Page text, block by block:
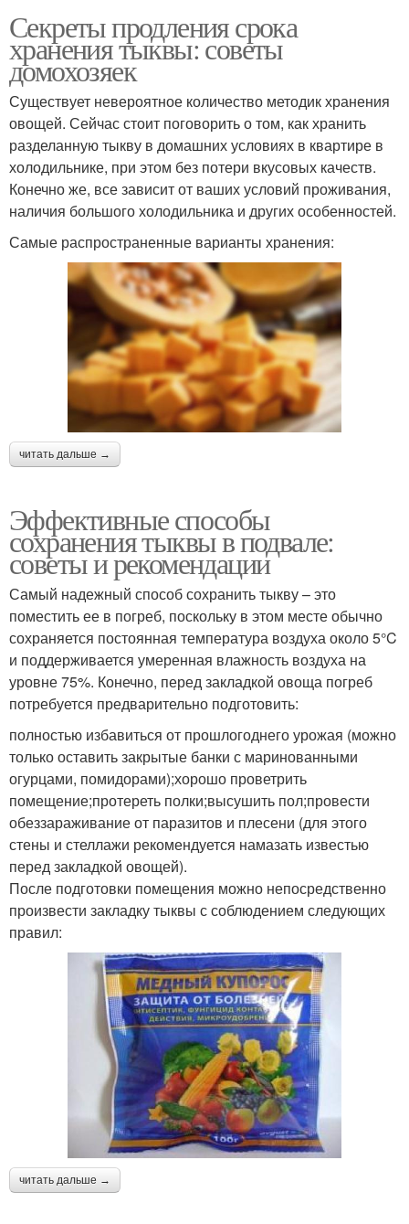
Секреты продления срока
хранения тыквы: советы
домохозяек
Существует невероятное количество методик хранения
овощей. Сейчас стоит поговорить о том, как хранить
разделанную тыкву в домашних условиях в квартире в
холодильнике, при этом без потери вкусовых качеств.
Конечно же, все зависит от ваших условий проживания,
наличия большого холодильника и других особенностей.
Самые распространенные варианты хранения:
читать дальше →
Эффективные способы
сохранения тыквы в подвале:
советы и рекомендации
Самый надежный способ сохранить тыкву – это
поместить ее в погреб, поскольку в этом месте обычно
сохраняется постоянная температура воздуха около 5°C
и поддерживается умеренная влажность воздуха на
уровне 75%. Конечно, перед закладкой овоща погреб
потребуется предварительно подготовить:
полностью избавиться от прошлогоднего урожая (можно
только оставить закрытые банки с маринованными
огурцами, помидорами);хорошо проветрить
помещение;протереть полки;высушить пол;провести
обеззараживание от паразитов и плесени (для этого
стены и стеллажи рекомендуется намазать известью
перед закладкой овощей).
После подготовки помещения можно непосредственно
произвести закладку тыквы с соблюдением следующих
правил:
читать дальше →